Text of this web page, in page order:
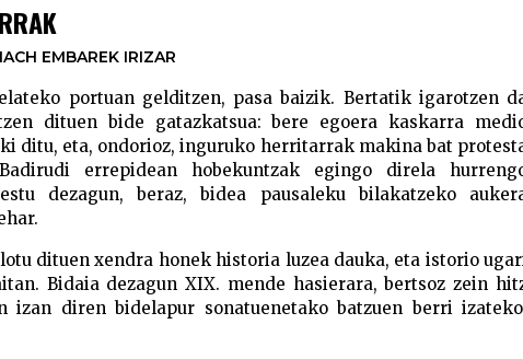
EMBAREK IRIZAR
portuan gelditzen, pasa baizik. Bertatik igarotzen
dituen bide gatazkatsua: bere egoera kaskarra
ditu, eta, ondorioz, inguruko herritarrak makina bat
errepidean hobekuntzak egingo direla
dezagun, beraz, bidea pausaleku bilakatzeko
dituen xendra honek historia luzea dauka, eta istorio
Bidaia dezagun XIX. mende hasierara, bertsoz zein
izan diren bidelapur sonatuenetako batzuen berri